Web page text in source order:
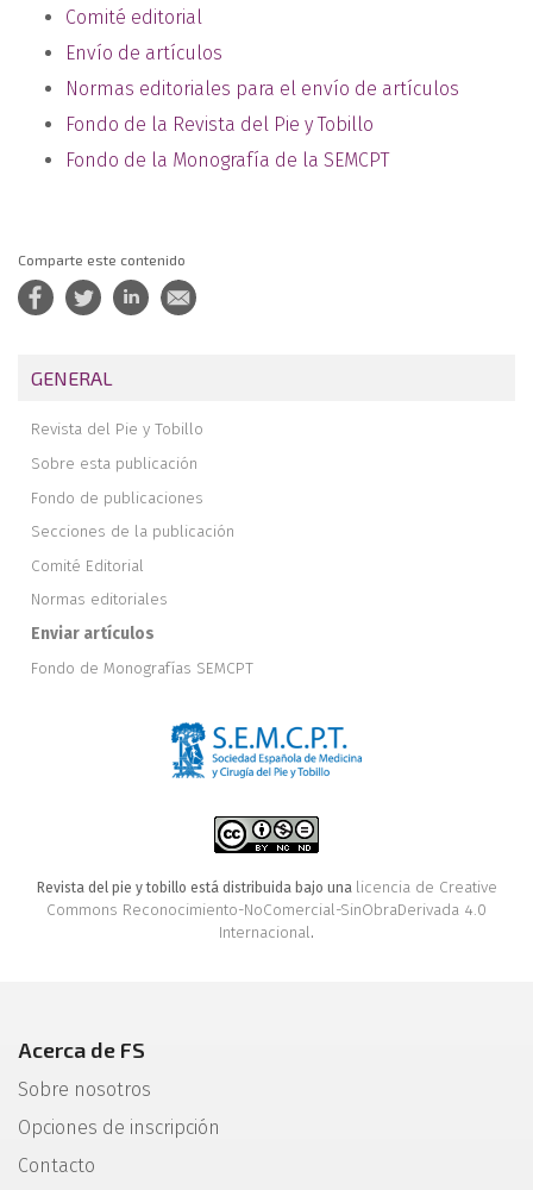
Comité editorial
Envío de artículos
Normas editoriales para el envío de artículos
Fondo de la Revista del Pie y Tobillo
Fondo de la Monografía de la SEMCPT
Comparte este contenido
GENERAL
Revista del Pie y Tobillo
Sobre esta publicación
Fondo de publicaciones
Secciones de la publicación
Comité Editorial
Normas editoriales
Enviar artículos
Fondo de Monografías SEMCPT
Revista del pie y tobillo está distribuida bajo una licencia de Creative
Commons Reconocimiento-NoComercial-SinObraDerivada 4.0
Internacional.
Acerca de FS
Sobre nosotros
Opciones de inscripción
Contacto